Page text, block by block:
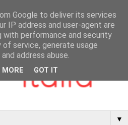
▼
Google to deliver its services
IP address and user-agent are
with performance and security
service, generate usage
address abuse.
MORE GOT IT